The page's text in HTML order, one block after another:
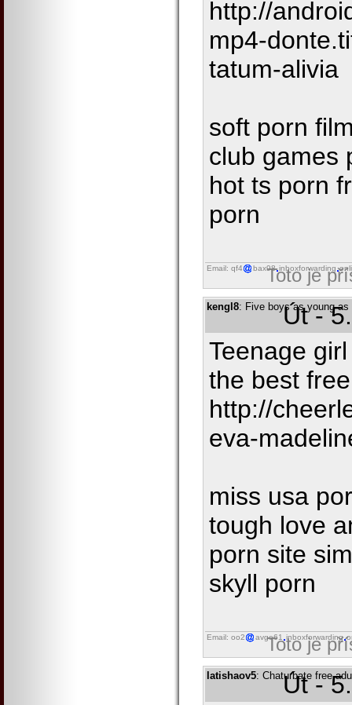
http://
mp4-
tatum-alivia
soft porn
club games
hot ts porn
porn
Email: qf4 bax98 inboxforwarding
Toto je
kengl8: Five boys as young
Út -
Teenage
the best
http://
eva-
miss usa
tough love
porn site
skyll porn
Email: oo2 avgo61 inboxforwarding
Toto je
latishaov5: Chaturbate free
Út -